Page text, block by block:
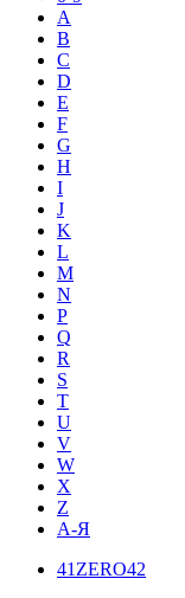
A
B
C
D
E
F
G
H
I
J
K
L
M
N
P
Q
R
S
T
U
V
W
X
Z
А-Я
41ZERO42